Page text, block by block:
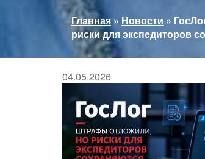
Вы
здесь
Главная » Новости »
риски для экспедиторов
04.05.2026